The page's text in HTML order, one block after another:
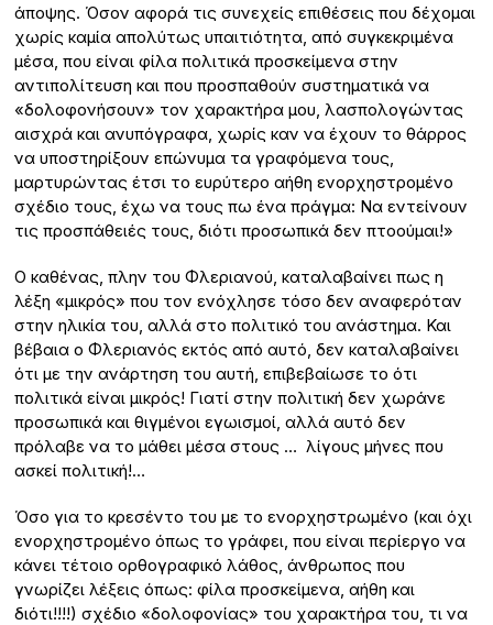
άποψης. Όσον αφορά τις συνεχείς επιθέσεις που δέχομαι
χωρίς καμία απολύτως υπαιτιότητα, από συγκεκριμένα
μέσα, που είναι φίλα πολιτικά προσκείμενα στην
αντιπολίτευση και που προσπαθούν συστηματικά να
«δολοφονήσουν» τον χαρακτήρα μου, λασπολογώντας
αισχρά και ανυπόγραφα, χωρίς καν να έχουν το θάρρος
να υποστηρίξουν επώνυμα τα γραφόμενα τους,
μαρτυρώντας έτσι το ευρύτερο αήθη ενορχηστρομένο
σχέδιο τους, έχω να τους πω ένα πράγμα: Να εντείνουν
τις προσπάθειές τους, διότι προσωπικά δεν πτοούμαι!»
Ο καθένας, πλην του Φλεριανού, καταλαβαίνει πως η
λέξη «μικρός» που τον ενόχλησε τόσο δεν αναφερόταν
στην ηλικία του, αλλά στο πολιτικό του ανάστημα. Και
βέβαια ο Φλεριανός εκτός από αυτό, δεν καταλαβαίνει
ότι με την ανάρτηση του αυτή, επιβεβαίωσε το ότι
πολιτικά είναι μικρός! Γιατί στην πολιτική δεν χωράνε
προσωπικά και θιγμένοι εγωισμοί, αλλά αυτό δεν
πρόλαβε να το μάθει μέσα στους … λίγους μήνες που
ασκεί πολιτική!…
Όσο για το κρεσέντο του με το ενορχηστρωμένο (και όχι
ενορχηστρομένο όπως το γράφει, που είναι περίεργο να
κάνει τέτοιο ορθογραφικό λάθος, άνθρωπος που
γνωρίζει λέξεις όπως: φίλα προσκείμενα, αήθη και
διότι!!!!) σχέδιο «δολοφονίας» του χαρακτήρα του, τι να